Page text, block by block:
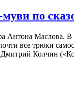
по
Антона Маслова.
все трюки
Колчин